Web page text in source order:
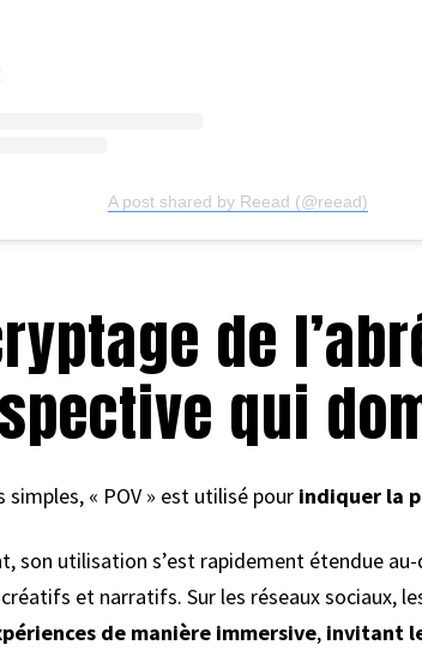
A post shared by Reead (@reead)
de
qui
simples, « POV » est utilisé pour indiquer la
son utilisation s’est rapidement étendue
et narratifs. Sur les réseaux sociaux,
de manière immersive, invitant